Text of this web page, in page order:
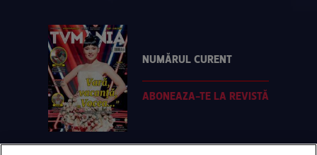
NUMĂRUL CURENT
ABONEAZA-TE LA REVISTĂ